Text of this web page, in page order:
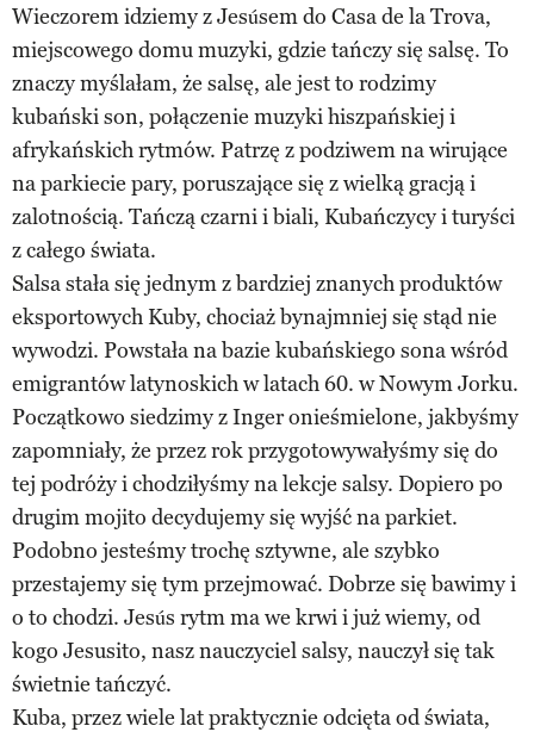
Wieczorem idziemy z Jesúsem do Casa de la Trova,
miejscowego domu muzyki, gdzie tańczy się salsę. To
znaczy myślałam, że salsę, ale jest to rodzimy
kubański son, połączenie muzyki hiszpańskiej i
afrykańskich rytmów. Patrzę z podziwem na wirujące
na parkiecie pary, poruszające się z wielką gracją i
zalotnością. Tańczą czarni i biali, Kubańczycy i turyści
z całego świata.
Salsa stała się jednym z bardziej znanych produktów
eksportowych Kuby, chociaż bynajmniej się stąd nie
wywodzi. Powstała na bazie kubańskiego sona wśród
emigrantów latynoskich w latach 60. w Nowym Jorku.
Początkowo siedzimy z Inger onieśmielone, jakbyśmy
zapomniały, że przez rok przygotowywałyśmy się do
tej podróży i chodziłyśmy na lekcje salsy. Dopiero po
drugim mojito decydujemy się wyjść na parkiet.
Podobno jesteśmy trochę sztywne, ale szybko
przestajemy się tym przejmować. Dobrze się bawimy i
o to chodzi. Jesús rytm ma we krwi i już wiemy, od
kogo Jesusito, nasz nauczyciel salsy, nauczył się tak
świetnie tańczyć.
Kuba, przez wiele lat praktycznie odcięta od świata,